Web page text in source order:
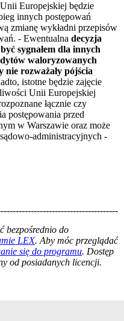
Europejskiej będzie
innych postępowań
zmianę wykładni przepisów
- Ewentualna decyzja
sygnałem dla innych
waloryzowanych
rozważały pójścia
istotne będzie zajęcie
Unii Europejskiej
łącznie czy
postępowania przed
w Warszawie oraz może
administracyjnych -
bezpośrednio do
LEX. Aby móc przeglądać
się do programu. Dostęp
od posiadanych licencji.